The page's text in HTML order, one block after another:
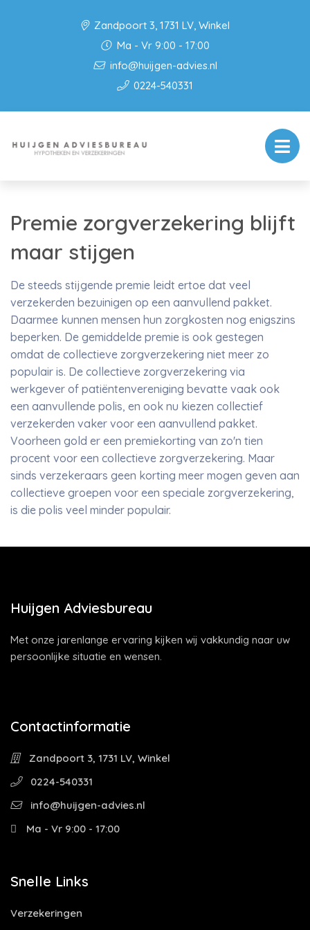
Zandpoort 3, 1731 LV, Winkel
Ma - Vr 9:00 - 17:00
info@huijgen-advies.nl
0224-540331
Premie zorgverzekering blijft
maar stijgen
De steeds stijgende premie leidt ertoe dat veel
verzekerden bezuinigen op een aanvullend pakket.
Daarmee kunnen mensen hun zorgkosten nog enigszins
beperken. De gemiddelde premie is ook gestegen
omdat de collectieve zorgverzekering niet meer zo
populair is. De collectieve zorgverzekering via
werkgever of patiëntenvereniging bevatte vaak ook
een aanvullende polis, en ook nu kiezen collectief
verzekerden vaker voor een aanvullend pakket.
Voorheen gold er een premiekorting van zo'n tien
procent voor een collectieve zorgverzekering. Maar
sinds verzekeraars geen korting meer mogen geven aan
collectieve groepen voor een speciale zorgverzekering,
is die polis veel minder populair.
Huijgen Adviesbureau
Met onze jarenlange ervaring kijken wij vakkundig naar uw
persoonlijke situatie en wensen.
Contactinformatie
Zandpoort 3, 1731 LV, Winkel
0224-540331
info@huijgen-advies.nl
Ma - Vr 9:00 - 17:00
Snelle Links
Verzekeringen